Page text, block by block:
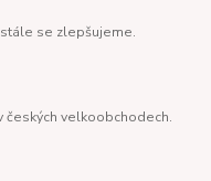
se zlepšujeme.
českých velkoobchodech.